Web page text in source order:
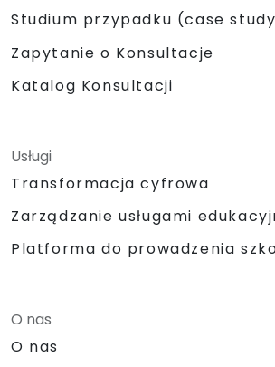
Studium przypadku (case
Zapytanie o Konsultacje
Katalog Konsultacji
Usługi
Transformacja cyfrowa
Zarządzanie usługami
Platforma do prowadzenia
O nas
O nas